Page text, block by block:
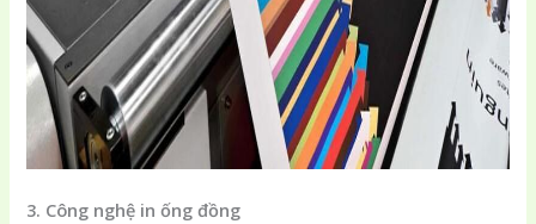
3. Công nghệ in ống đồng